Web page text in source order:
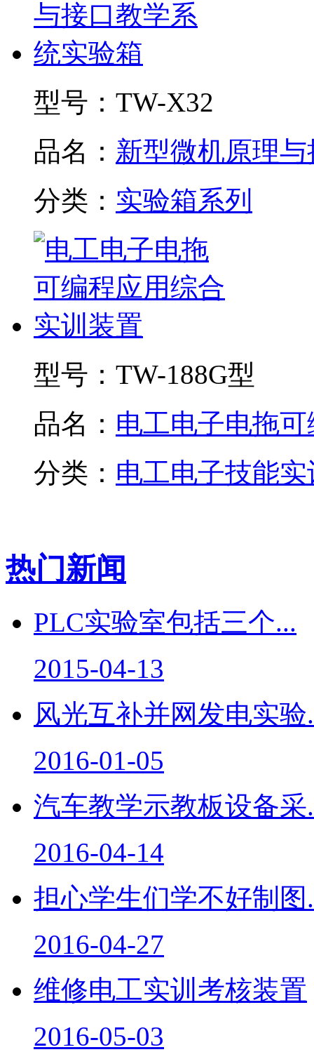
型号： TW-X32
品名： 新型微机原理与
分类： 实验箱系列
型号： TW-188G型
品名： 电工电子电拖可
分类： 电工电子技能
热门新闻
PLC实验室包括三个...
2015-04-13
风光互补并网发电实验
2016-01-05
汽车教学示教板设备采
2016-04-14
担心学生们学不好制图
2016-04-27
维修电工实训考核装置
2016-05-03